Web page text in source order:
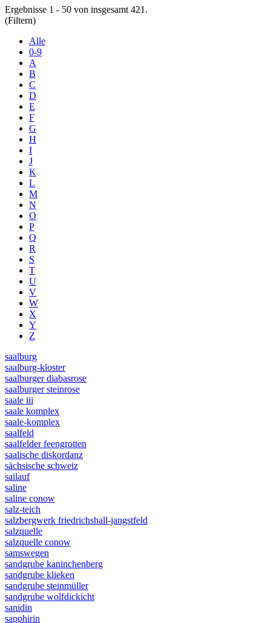
Ergebnisse 1 - 50 von insgesamt 421.
(Filtern)
Alle
0-9
A
B
C
D
E
F
G
H
I
J
K
L
M
N
O
P
Q
R
S
T
U
V
W
X
Y
Z
saalburg
saalburg-kloster
saalburger diabasrose
saalburger steinrose
saale iii
saale komplex
saale-komplex
saalfeld
saalfelder feengrotten
saalische diskordanz
sächsische schweiz
sailauf
saline
saline conow
salz-teich
salzbergwerk friedrichshall-jangstfeld
salzquelle
salzquelle conow
samswegen
sandgrube kaninchenberg
sandgrube klieken
sandgrube steinmüller
sandgrube wolfdickicht
sanidin
sapphirin